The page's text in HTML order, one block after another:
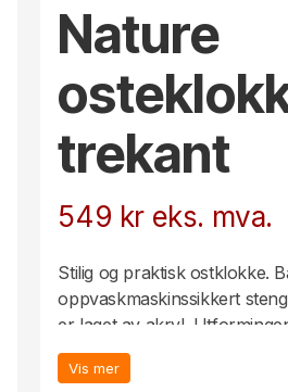
Nature
trekant
549 kr eks. mva.
Stilig og praktisk ostklokke.
oppvaskmaskinssikkert
er laget av akryl.
gjør kuppelen enkel å holde
fremtidig klassiker!
Vis mer